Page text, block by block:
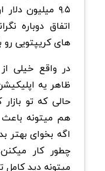
۹.۵ میلیون
اتفاق دوباره
های کریپتویی رو
در واقع خیلی
ظاهر یه
حالی که تو
هم میتونه
اگه بخوای بهتر
چطور کار
میتونه دید